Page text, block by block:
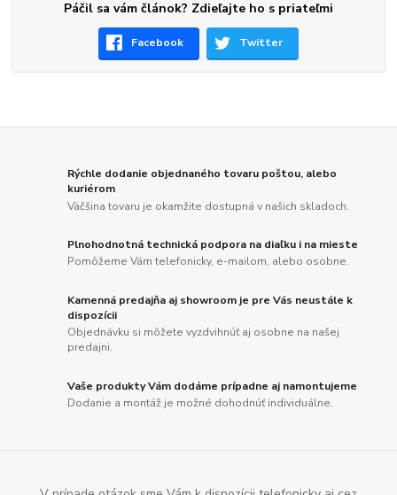
Páčil sa vám článok? Zdieľajte ho s priateľmi
Facebook Twitter
Rýchle dodanie objednaného tovaru poštou, alebo
kuriérom
Väčšina tovaru je okamžite dostupná v našich skladoch.
Plnohodnotná technická podpora na diaľku i na mieste
Pomôžeme Vám telefonicky, e-mailom, alebo osobne.
Kamenná predajňa aj showroom je pre Vás neustále k
dispozícii
Objednávku si môžete vyzdvihnúť aj osobne na našej
predajni.
Vaše produkty Vám dodáme prípadne aj namontujeme
Dodanie a montáž je možné dohodnúť individuálne.